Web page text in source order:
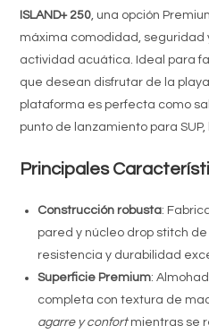
ISLAND+ 250, una opción
máxima comodidad, seguridad
actividad acuática. Ideal para
que desean disfrutar de la
plataforma es perfecta como
punto de lanzamiento para
Principales
Construcción robusta:
pared y núcleo drop stitch de
resistencia y durabilidad
Superficie Premium:
completa con textura de
agarre y confortmientras se